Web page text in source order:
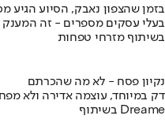
בזמן שהצפון נאבק, הסיוע הגיע
בעלי עסקים מספרים - זה המענק
בשיתוף מזרחי טפחות
נקיון פסח - לא מה שהכרתם
דק במיוחד, עוצמה אדירה ולא
בשיתוף Dreame